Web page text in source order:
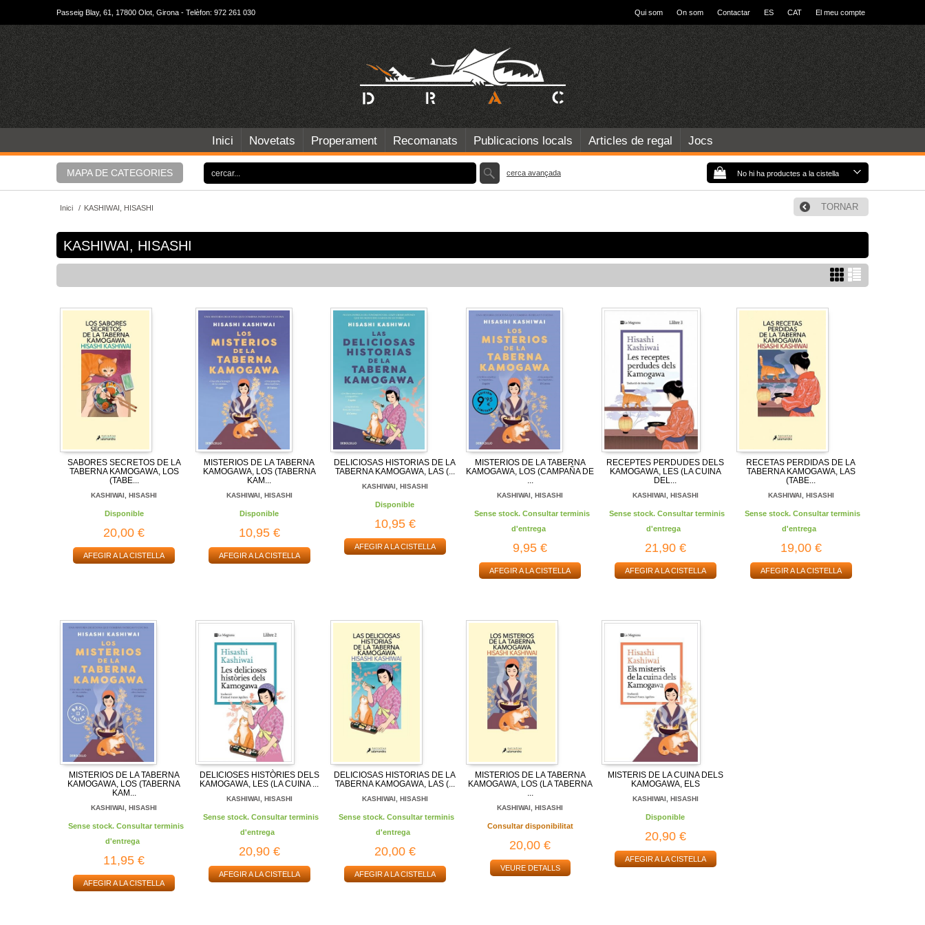
Passeig Blay, 61, 17800 Olot, Girona - Telèfon: 972 261 030 Qui som On som Contactar ES CAT El meu compte
Inici Novetats Properament Recomanats Publicacions locals Articles de regal Jocs
MAPA DE CATEGORIES No hi ha productes a la cistella
cerca avançada
Inici / KASHIWAI, HISASHI TORNAR
KASHIWAI, HISASHI
SABORES SECRETOS DE LA
TABERNA KAMOGAWA, LOS
(TABE...
KASHIWAI, HISASHI
Disponible
20,00 €
AFEGIR A LA CISTELLA
MISTERIOS DE LA TABERNA
KAMOGAWA, LOS (TABERNA
KAM...
KASHIWAI, HISASHI
Disponible
10,95 €
AFEGIR A LA CISTELLA
DELICIOSAS HISTORIAS DE LA
TABERNA KAMOGAWA, LAS (...
KASHIWAI, HISASHI
Disponible
10,95 €
AFEGIR A LA CISTELLA
MISTERIOS DE LA TABERNA
KAMOGAWA, LOS (CAMPAÑA DE
...
KASHIWAI, HISASHI
Sense stock. Consultar terminis
d'entrega
9,95 €
AFEGIR A LA CISTELLA
RECEPTES PERDUDES DELS
KAMOGAWA, LES (LA CUINA
DEL...
KASHIWAI, HISASHI
Sense stock. Consultar terminis
d'entrega
21,90 €
AFEGIR A LA CISTELLA
RECETAS PERDIDAS DE LA
TABERNA KAMOGAWA, LAS
(TABE...
KASHIWAI, HISASHI
Sense stock. Consultar terminis
d'entrega
19,00 €
AFEGIR A LA CISTELLA
MISTERIOS DE LA TABERNA
KAMOGAWA, LOS (TABERNA
KAM...
KASHIWAI, HISASHI
Sense stock. Consultar terminis
d'entrega
11,95 €
AFEGIR A LA CISTELLA
DELICIOSES HISTÒRIES DELS
KAMOGAWA, LES (LA CUINA ...
KASHIWAI, HISASHI
Sense stock. Consultar terminis
d'entrega
20,90 €
AFEGIR A LA CISTELLA
DELICIOSAS HISTORIAS DE LA
TABERNA KAMOGAWA, LAS (...
KASHIWAI, HISASHI
Sense stock. Consultar terminis
d'entrega
20,00 €
AFEGIR A LA CISTELLA
MISTERIOS DE LA TABERNA
KAMOGAWA, LOS (LA TABERNA
KASHIWAI, HISASHI
Consultar disponibilitat
20,00 €
VEURE DETALLS
MISTERIS DE LA CUINA DELS
KAMOGAWA, ELS
KASHIWAI, HISASHI
Disponible
20,90 €
AFEGIR A LA CISTELLA